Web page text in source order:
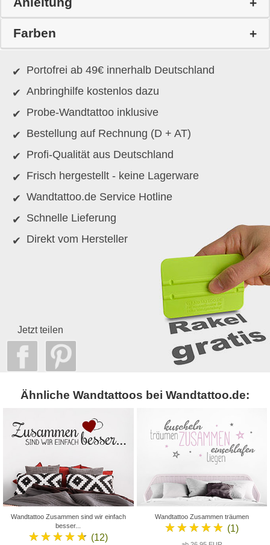
Farben
Portofrei ab 49€ innerhalb Deutschland
Anbringhilfe kostenlos dazu
Probe-Wandtattoo inklusive
Bestellung auf Rechnung (D + AT)
Profi-Qualität aus Deutschland
Frisch hergestellt - keine Lagerware
Wandtattoo.de Service Hotline
Schnelle Lieferung
Direkt vom Hersteller
Jetzt teilen
Ähnliche Wandtattoos bei Wandtattoo.de:
Wandtattoo Zusammen sind wir einfach
besser...
★★★★★ (12)
Wandtattoo Zusammen träumen
★★★★★ (1)